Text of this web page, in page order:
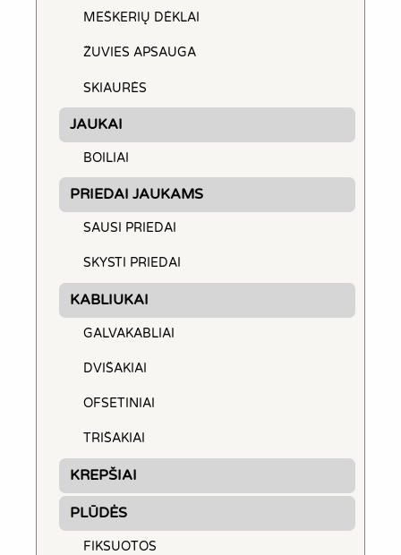
MEŠKERIŲ DĖKLAI
ŽUVIES APSAUGA
SKIAURĖS
JAUKAI
BOILIAI
PRIEDAI JAUKAMS
SAUSI PRIEDAI
SKYSTI PRIEDAI
KABLIUKAI
GALVAKABLIAI
DVIŠAKIAI
OFSETINIAI
TRIŠAKIAI
KREPŠIAI
PLŪDĖS
FIKSUOTOS